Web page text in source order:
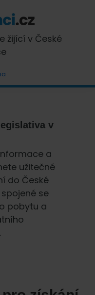
žijící v České
v
a
užitečné
do České
se
pobytu a